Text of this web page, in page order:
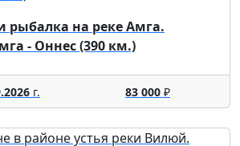
рыбалка на реке Амга.
- Оннес (390 км.)
г. 83 000₽